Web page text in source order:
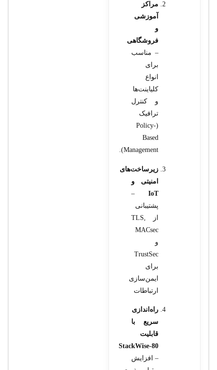
مراکز
آموزشی
و
فروشگاهی
– مناسب
برای
انواع
کلیاینت‌ها
و کنترل
ترافیک
(Policy-
Based
Management).
زیرساخت‌های
امنیتی و
IoT
–
پشتیبانی
از TLS,
MACsec
و
TrustSec
برای
ایمن‌سازی
ارتباطات
راه‌اندازی
سریع با
قابلیت
StackWise‑80
– افزایش